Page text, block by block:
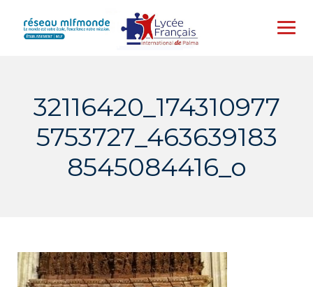
content
32116420_174310977
5753727_463639183
8545084416_o